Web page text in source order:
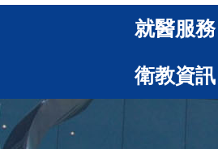
就醫服務
衛教資訊